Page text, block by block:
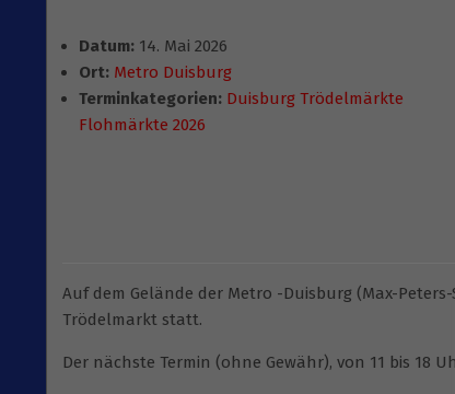
Datum: 14. Mai 2026
Ort: Metro Duisburg
Terminkategorien: Duisburg Trödelmärkte
Flohmärkte 2026
Auf dem Gelände der Metro -Duisburg (Max-
Trödelmarkt statt.
Der nächste Termin (ohne Gewähr), von 11 bis 18